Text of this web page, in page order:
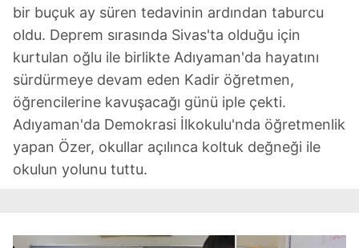
bir buçuk ay süren tedavinin ardından taburcu
oldu. Deprem sırasında Sivas'ta olduğu için
kurtulan oğlu ile birlikte Adıyaman'da hayatını
sürdürmeye devam eden Kadir öğretmen,
öğrencilerine kavuşacağı günü iple çekti.
Adıyaman'da Demokrasi İlkokulu'nda öğretmenlik
yapan Özer, okullar açılınca koltuk değneği ile
okulun yolunu tuttu.